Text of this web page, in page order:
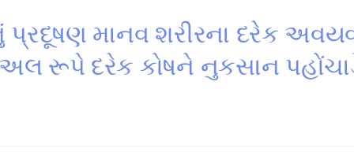
પ્રદૂષણ માનવ શરીરના દરેક
રૂપે દરેક કોષને નુકસાન